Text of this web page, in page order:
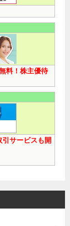
料！株主優待
サービスも開